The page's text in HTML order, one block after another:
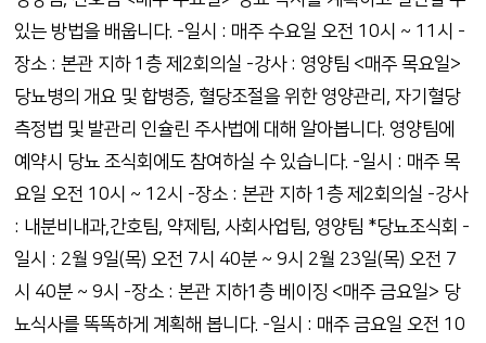
있는 방법을 배웁니다. -일시 : 매주 수요일 오전 10시 ~ 11시 -
장소 : 본관 지하 1층 제2회의실 -강사 : 영양팀 <매주 목요일>
당뇨병의 개요 및 합병증, 혈당조절을 위한 영양관리, 자기혈당
측정법 및 발관리 인슐린 주사법에 대해 알아봅니다. 영양팀에
예약시 당뇨 조식회에도 참여하실 수 있습니다. -일시 : 매주 목
요일 오전 10시 ~ 12시 -장소 : 본관 지하 1층 제2회의실 -강사
: 내분비내과,간호팀, 약제팀, 사회사업팀, 영양팀 *당뇨조식회 -
일시 : 2월 9일(목) 오전 7시 40분 ~ 9시 2월 23일(목) 오전 7
시 40분 ~ 9시 -장소 : 본관 지하1층 베이징 <매주 금요일> 당
뇨식사를 똑똑하게 계획해 봅니다. -일시 : 매주 금요일 오전 10